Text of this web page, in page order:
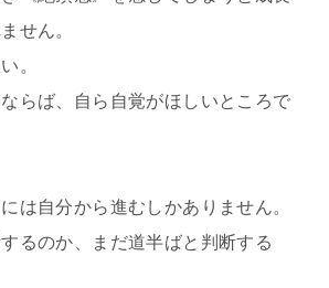
せん。
。
らば、自ら自覚がほしいところで
は自分から進むしかありません。
るのか、まだ道半ばと判断する